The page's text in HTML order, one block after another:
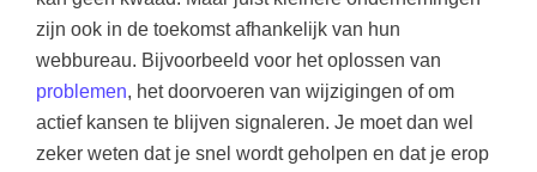
zijn ook in de toekomst afhankelijk van hun
webbureau. Bijvoorbeeld voor het oplossen van
problemen, het doorvoeren van wijzigingen of om
actief kansen te blijven signaleren. Je moet dan wel
zeker weten dat je snel wordt geholpen en dat je erop